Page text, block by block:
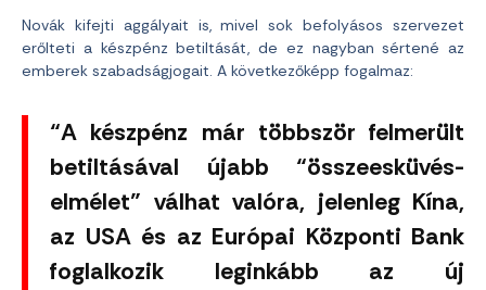
Novák kifejti aggályait is, mivel sok befolyásos szervezet
erőlteti a készpénz betiltását, de ez nagyban sértené az
emberek szabadságjogait. A következőképp fogalmaz:
“A készpénz már többször felmerült
betiltásával újabb “összeesküvés-
elmélet” válhat valóra, jelenleg Kína,
az USA és az Európai Központi Bank
foglalkozik leginkább az új